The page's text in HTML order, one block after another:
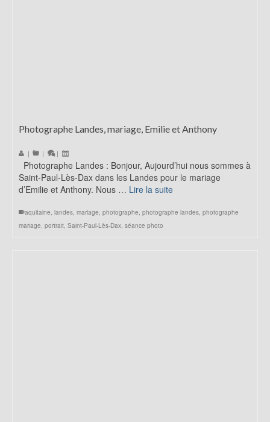
Photographe Landes, mariage, Emilie et Anthony
| | |
Photographe Landes : Bonjour, Aujourd’hui nous sommes à
Saint-Paul-Lès-Dax dans les Landes pour le mariage
d’Emilie et Anthony. Nous … Lire la suite
aquitaine, landes, mariage, photographe, photographe landes, photographe
mariage, portrait, Saint-Paul-Lès-Dax, séance photo